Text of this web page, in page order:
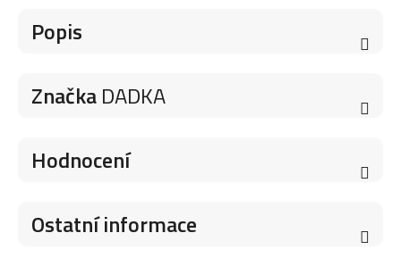
Popis
ZnačkaDADKA
Hodnocení
Ostatní informace